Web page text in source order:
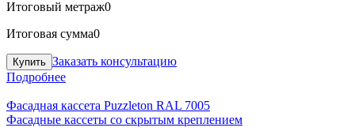
Итоговый метраж0
Итоговая сумма0
Заказать консультацию
Подробнее
Фасадная кассета Puzzleton RAL 7005
Фасадные кассеты со скрытым креплением